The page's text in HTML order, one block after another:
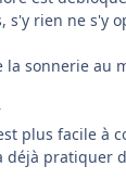
s'y rien ne s'y
sonnerie au
plus facile à
déjà pratiquer